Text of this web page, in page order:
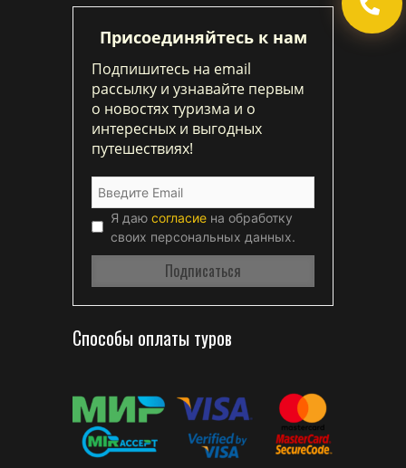
Присоединяйтесь к нам
Подпишитесь на email
рассылку и узнавайте первым
о новостях туризма и о
интересных и выгодных
путешествиях!
Я даю согласие на обработку
своих персональных данных.
Способы оплаты туров